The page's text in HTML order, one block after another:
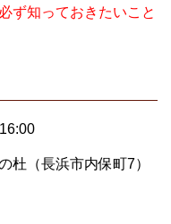
必ず知っておきたいこと
杜（長浜市内保町7）